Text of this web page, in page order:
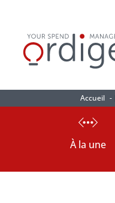
Accueil
À la une